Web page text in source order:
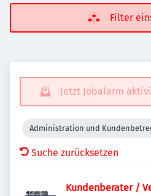
Filter
Jetzt Jobalarm
Administration und
Suche zurücksetzen
Kundenberater /